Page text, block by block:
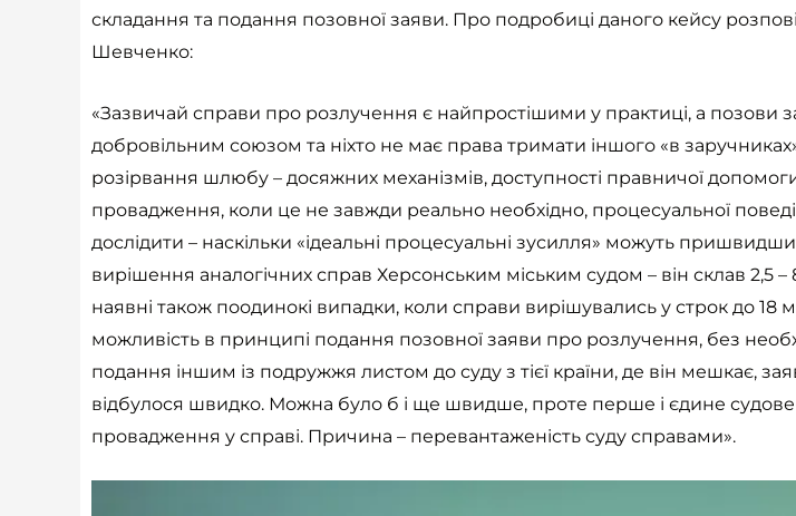
складання та подання позовної заяви. Про подробиці даного кейсу
Шевченко:
«Зазвичай справи про розлучення є найпростішими у практиці, а
добровільним союзом та ніхто не має права тримати іншого «в
розірвання шлюбу – досяжних механізмів, доступності правничої
провадження, коли це не завжди реально необхідно, процесуальної
дослідити – наскільки «ідеальні процесуальні зусилля» можуть
вирішення аналогічних справ Херсонським міським судом – він склав 2,5
наявні також поодинокі випадки, коли справи вирішувались у строк до
можливість в принципі подання позовної заяви про розлучення, без
подання іншим із подружжя листом до суду з тієї країни, де він мешкає,
відбулося швидко. Можна було б і ще швидше, проте перше і єдине судове
провадження у справі. Причина – перевантаженість суду справами».